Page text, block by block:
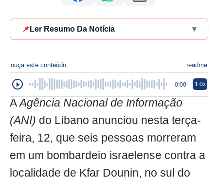
📌 Ler Resumo Da Notícia ▾
ouça este conteúdo readme
0:00 1.0x
AAgência Nacional de Informação
(ANI) do Líbano anunciou nesta terça-
feira, 12, que seis pessoas morreram
em um bombardeio israelense contra a
localidade de Kfar Dounin, no sul do